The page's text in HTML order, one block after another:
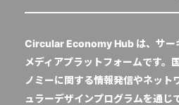
Circular Economy Hub は、サー
メディアプラットフォームです。
ノミーに関する情報発信やネット
ュラーデザインプログラムを通じ